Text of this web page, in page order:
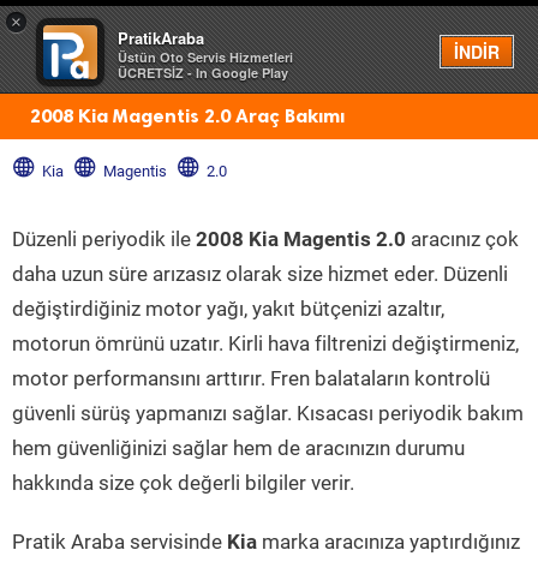
×
PratikAraba
Üstün Oto Servis Hizmetleri
ÜCRETSİZ - In Google Play
İNDİR
Menü
2008 Kia Magentis 2.0 Araç Bakımı
Kia Magentis 2.0
Düzenli periyodik ile 2008 Kia Magentis 2.0 aracınız çok
daha uzun süre arızasız olarak size hizmet eder. Düzenli
değiştirdiğiniz motor yağı, yakıt bütçenizi azaltır,
motorun ömrünü uzatır. Kirli hava filtrenizi değiştirmeniz,
motor performansını arttırır. Fren balataların kontrolü
güvenli sürüş yapmanızı sağlar. Kısacası periyodik bakım
hem güvenliğinizi sağlar hem de aracınızın durumu
hakkında size çok değerli bilgiler verir.
Pratik Araba servisinde Kia marka aracınıza yaptırdığınız